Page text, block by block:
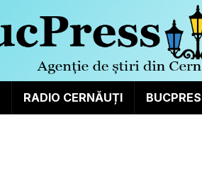
RADIO CERNĂUȚI